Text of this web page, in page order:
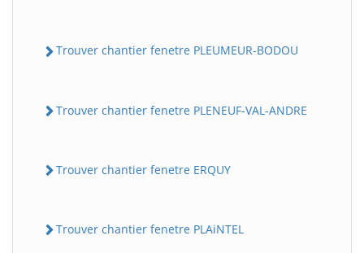
Trouver chantier fenetre PLEUMEUR-BODOU
Trouver chantier fenetre PLENEUF-VAL-ANDRE
Trouver chantier fenetre ERQUY
Trouver chantier fenetre PLAiNTEL